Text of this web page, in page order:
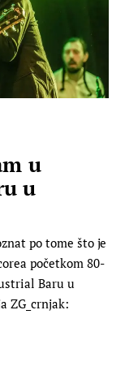
u
u
po tome što je
početkom 80-
Baru u
ZG_crnjak: